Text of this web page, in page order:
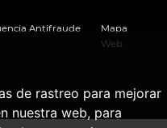
de rastreo para mejorar
nuestra web, para
Antifraude
Mapa
Web